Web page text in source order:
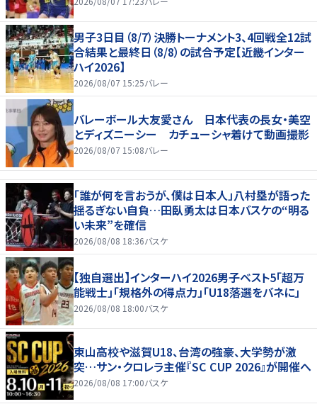
男子3日目（8/7）決勝トーナメント3、4回戦全12試
合結果と最終日（8/8）の試合予定【近畿インター
ハイ2026】
2026/08/07 15:25バレー
バレーボール大友愛さん 日本代表の長女・美空
とディズニーシー カチューシャ着けて動画撮影
2026/08/07 15:08バレー
「誰が何を言おうが、僕は日本人」八村塁が語った
揺るぎない自負…田臥勇太は日本バスケの“明る
い未来”を確信
2026/08/08 18:36バスケ
【独自選出】インターハイ2026男子ベスト5「超万
能戦士」「規格外の得点力」「U18落選をバネに」
2026/08/08 18:00バスケ
東山高校や滋賀U18、台湾の強豪、大学勢が激
突…サン・クロレラ主催『SC CUP 2026』が開催へ
2026/08/08 17:00バスケ